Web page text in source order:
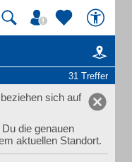
31 Treffer
sich auf
die genauen
aktuellen Standort.